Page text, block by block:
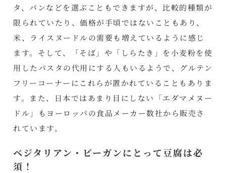
タ、パンなどを選ぶこともできますが、比較的種類が
限られていたり、価格が手頃ではないこともあり、
米、ライスヌードルの需要も増えているように感じ
ます。そして、「そば」や「しらたき」を小麦粉を使
用したパスタの代用にする人もいるようで、グルテン
フリーコーナーにこれらが置かれていることもありま
す。また、日本ではあまり目にしない「エダマメヌー
ドル」もヨーロッパの食品メーカー数社から販売さ
れています。
ベジタリアン・ビーガンにとって豆腐は必
須！